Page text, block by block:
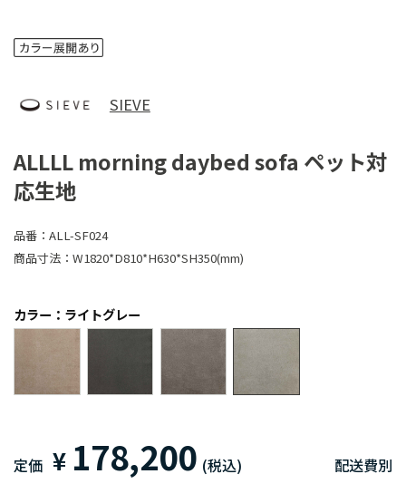
SIEVE
ALLLL morning daybed sofa ペット対
応生地
品番： ALL-SF024
商品寸法： W1820*D810*H630*SH350(mm)
カラー：ライトグレー
定価 ¥ 178,200 (税込) 配送費別